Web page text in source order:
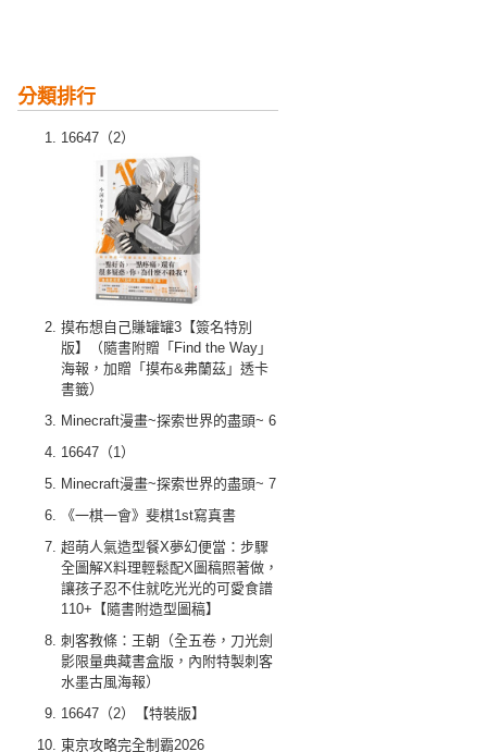
分類排行
16647（2）
摸布想自己賺罐罐3【簽名特別
版】（隨書附贈「Find the Way」
海報，加贈「摸布&弗蘭茲」透卡
書籤）
Minecraft漫畫~探索世界的盡頭~ 6
16647（1）
Minecraft漫畫~探索世界的盡頭~ 7
《一棋一會》斐棋1st寫真書
超萌人氣造型餐X夢幻便當：步驟
全圖解X料理輕鬆配X圖稿照著做，
讓孩子忍不住就吃光光的可愛食譜
110+【隨書附造型圖稿】
刺客教條：王朝（全五卷，刀光劍
影限量典藏書盒版，內附特製刺客
水墨古風海報）
16647（2）【特裝版】
東京攻略完全制霸2026